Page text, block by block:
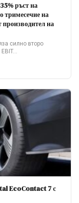
ръст на
тримесечие на
на
силно второ
EcoContact 7 с